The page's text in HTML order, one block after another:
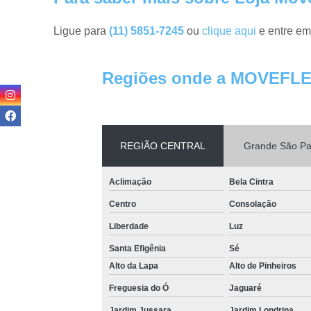
Ligue para(11) 5851-7245ouclique aqui e entre
Regiões onde a
REGIÃO CENTRAL Grande São
Aclimação Bela Cintra
Centro Consolação
Liberdade Luz
Santa Efigênia Sé
Alto da Lapa
Alto de Pinheiros
Freguesia do Ó Jaguaré